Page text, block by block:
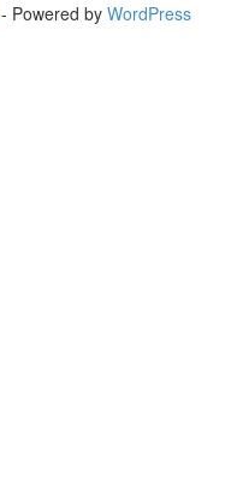
- Powered by WordPress